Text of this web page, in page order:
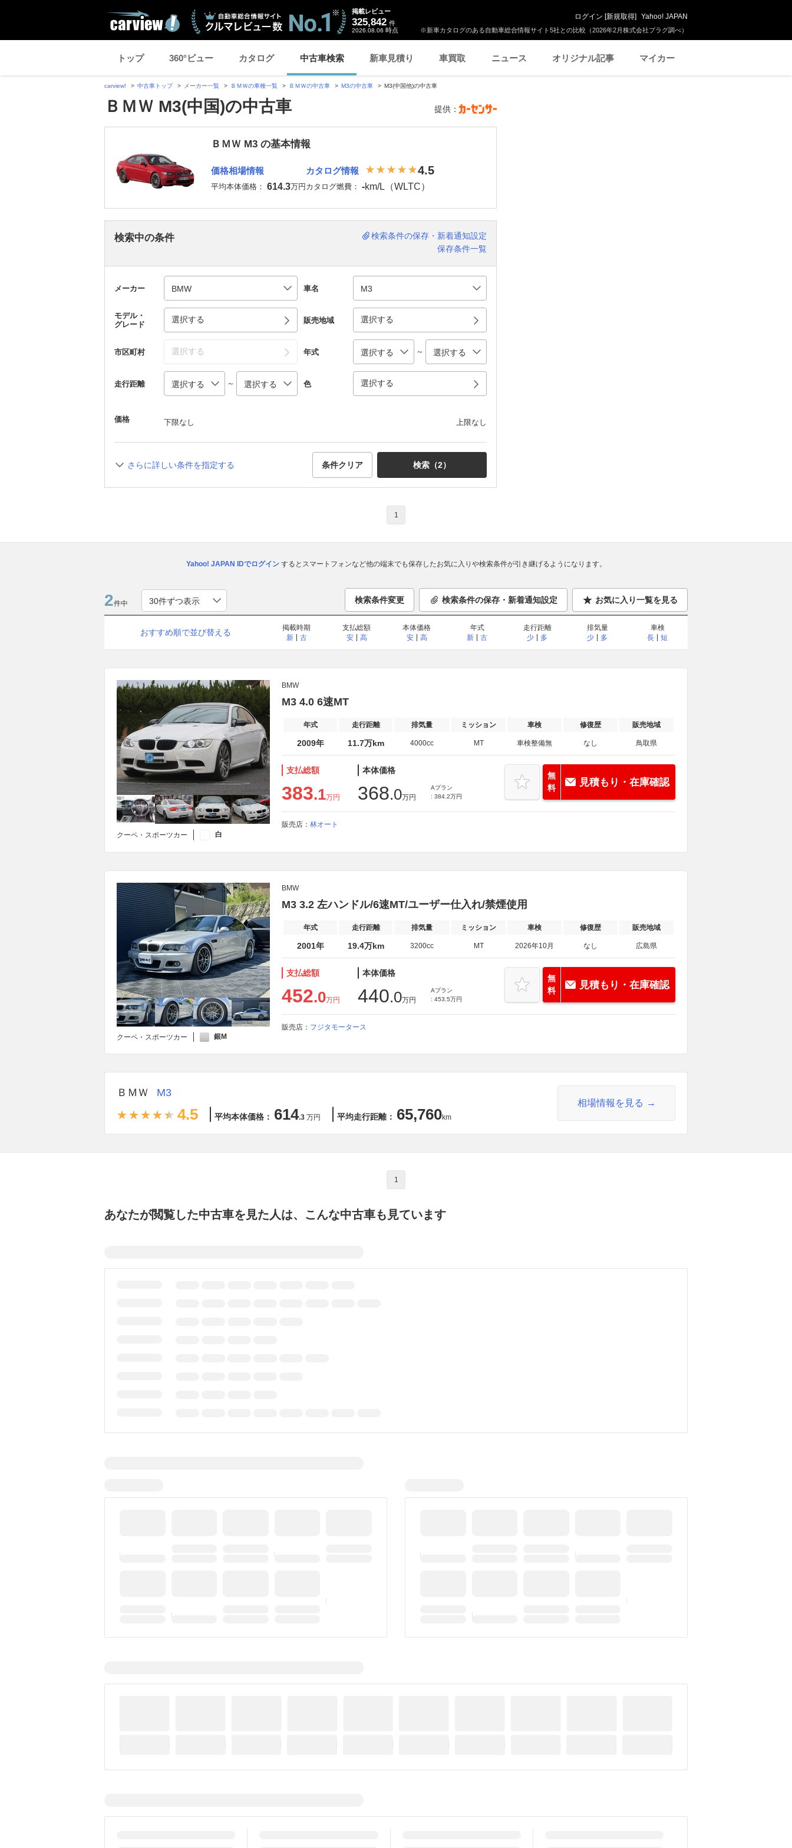
※新車カタログのある自動車総合情報サイト5社との比較（2026年2月株式会社プラグ調べ）
掲載レビュー
325,842 件
2026.08.06 時点
ログイン [新規取得] Yahoo! JAPAN
トップ 360°ビュー カタログ 中古車検索 新車見積り 車買取 ニュース オリジナル記事 マイカー
carview! 中古車トップ メーカー一覧 ＢＭＷの車種一覧 ＢＭＷの中古車 M3の中古車 M3(中国他)の中古車
ＢＭＷ M3(中国)の中古車 提供：
ＢＭＷ M3 の基本情報
価格相場情報
平均本体価格： 614.3万円
カタログ情報 4.5
カタログ燃費： -km/L（WLTC）
検索中の条件
検索条件の保存・新着通知設定
保存条件一覧
メーカー 車名
モデル・
グレード
選択する 販売地域 選択する
市区町村 選択する 年式 ～
走行距離 ～ 色 選択する
価格 下限なし 上限なし
さらに詳しい条件を指定する 条件クリア 検索（2）
1
Yahoo! JAPAN IDでログインするとスマートフォンなど他の端末でも保存したお気に入りや検索条件が引き継げるようになります。
2件中 検索条件変更 検索条件の保存・新着通知設定 お気に入り一覧を見る
おすすめ順で並び替える
掲載時期
新
古
支払総額
安
高
本体価格
安
高
年式
新
古
走行距離
少
多
排気量
少
多
車検
長
短
クーペ・スポーツカー 白
BMW
M3 4.0 6速MT
年式 走行距離 排気量 ミッション 車検 修復歴 販売地域
2009年 11.7万km 4000cc MT 車検整備無 なし 鳥取県
支払総額
383.1万円
本体価格
368.0万円
Aプラン
: 384.2万円
無
料
見積もり・在庫確認
販売店： 林オート
クーペ・スポーツカー 銀M
BMW
M3 3.2 左ハンドル/6速MT/ユーザー仕入れ/禁煙使用
年式 走行距離 排気量 ミッション 車検 修復歴 販売地域
2001年 19.4万km 3200cc MT 2026年10月 なし 広島県
支払総額
452.0万円
本体価格
440.0万円
Aプラン
: 453.5万円
無
料
見積もり・在庫確認
販売店： フジタモータース
ＢＭＷ M3
4.5 平均本体価格： 614.3 万円 平均走行距離： 65,760km
相場情報を見る
1
あなたが閲覧した中古車を見た人は、こんな中古車も見ています